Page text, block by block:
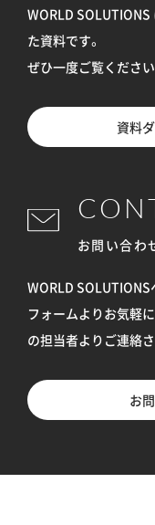
WORLD
た資料です。
ぜひ一度ご覧ください
資料
お問い合わ
WORLD
フォームよりお気軽
の担当者よりご連絡
お